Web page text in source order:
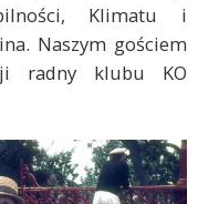
Klimatu i
Naszym gościem
radny klubu KO